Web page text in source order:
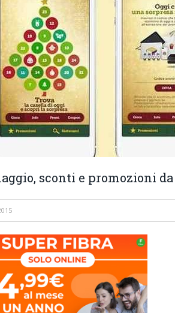
sconti e promozioni